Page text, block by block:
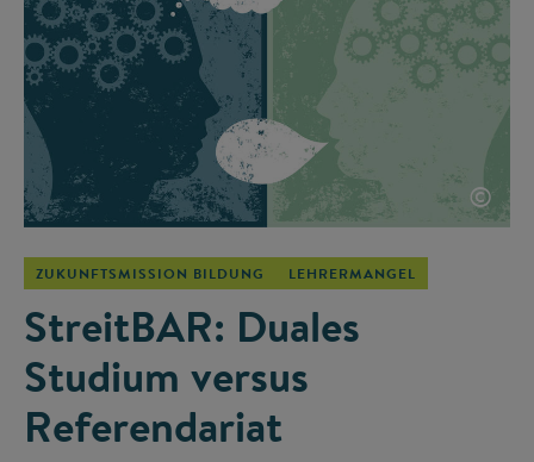
©
ZUKUNFTSMISSION BILDUNG LEHRERMANGEL
StreitBAR: Duales
Studium versus
Referendariat